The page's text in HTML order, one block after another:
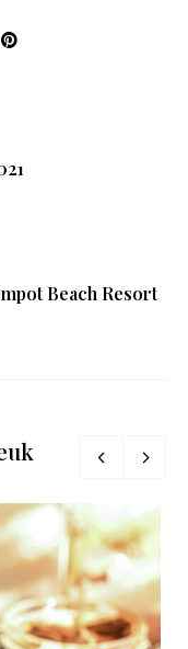
Beach Resort